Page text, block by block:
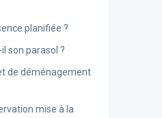
planifiée ?
son parasol ?
de déménagement
mise à la